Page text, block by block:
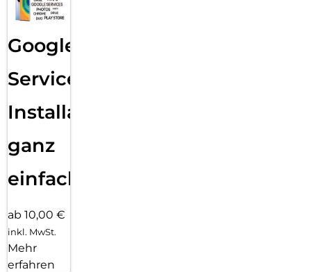
Google
Services
Installation
ganz
einfach
ab 10,00 €
inkl. MwSt.
Mehr
erfahren